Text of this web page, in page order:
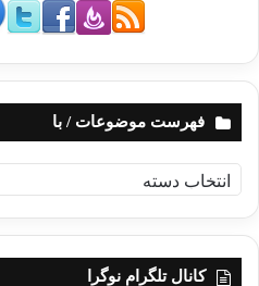
فهرست موضوعات / با
ه
ر
کانال تلگرام نوگرا